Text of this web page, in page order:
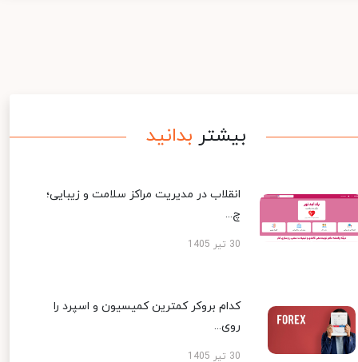
بیشتر بدانید
انقلاب در مدیریت مراکز سلامت و زیبایی؛
چ...
30 تیر 1405
کدام بروکر کمترین کمیسیون و اسپرد را
روی...
30 تیر 1405